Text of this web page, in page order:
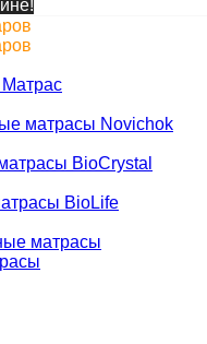
матрасы Novichok
BioCrystal
BioLife
матрасы